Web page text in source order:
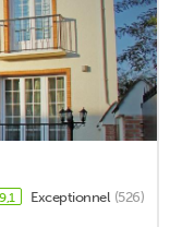
9,1 Exceptionnel (526)